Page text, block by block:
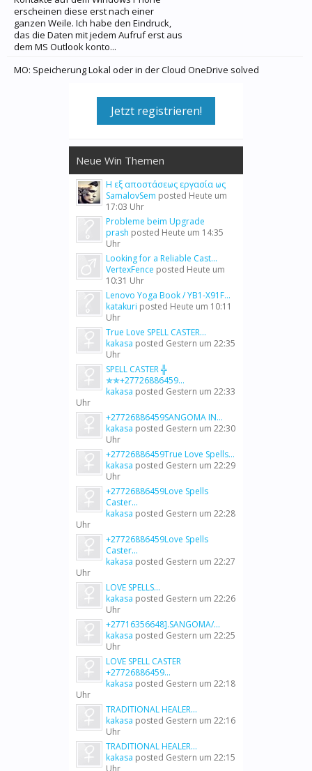
erscheinen diese erst nach einer
ganzen Weile. Ich habe den Eindruck,
das die Daten mit jedem Aufruf erst aus
dem MS Outlook konto...
MO: Speicherung Lokal oder in der Cloud OneDrive solved
Jetzt registrieren!
Neue Win Themen
Η εξ αποστάσεως εργασία ως
SamalovSem posted Heute um
17:03 Uhr
Probleme beim Upgrade
prash posted Heute um 14:35
Uhr
Looking for a Reliable Cast...
VertexFence posted Heute um
10:31 Uhr
Lenovo Yoga Book / YB1-X91F...
katakuri posted Heute um 10:11
Uhr
True Love SPELL CASTER...
kakasa posted Gestern um 22:35
Uhr
SPELL CASTER ╬
✯✯+27726886459...
kakasa posted Gestern um 22:33
Uhr
+27726886459SANGOMA IN...
kakasa posted Gestern um 22:30
Uhr
+27726886459True Love Spells...
kakasa posted Gestern um 22:29
Uhr
+27726886459Love Spells
Caster...
kakasa posted Gestern um 22:28
Uhr
+27726886459Love Spells
Caster...
kakasa posted Gestern um 22:27
Uhr
LOVE SPELLS...
kakasa posted Gestern um 22:26
Uhr
+27716356648].SANGOMA/...
kakasa posted Gestern um 22:25
Uhr
LOVE SPELL CASTER
+27726886459...
kakasa posted Gestern um 22:18
Uhr
TRADITIONAL HEALER...
kakasa posted Gestern um 22:16
Uhr
TRADITIONAL HEALER...
kakasa posted Gestern um 22:15
Uhr